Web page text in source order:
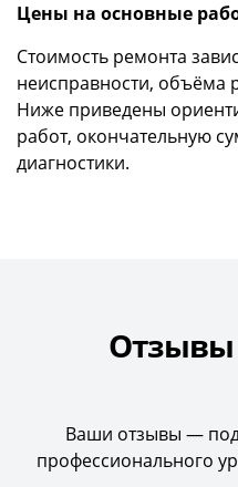
Цены на основные
Стоимость ремонта
неисправности, объёма
Ниже приведены
работ, окончательную
диагностики.
Отзывы
Ваши отзывы —
профессионального